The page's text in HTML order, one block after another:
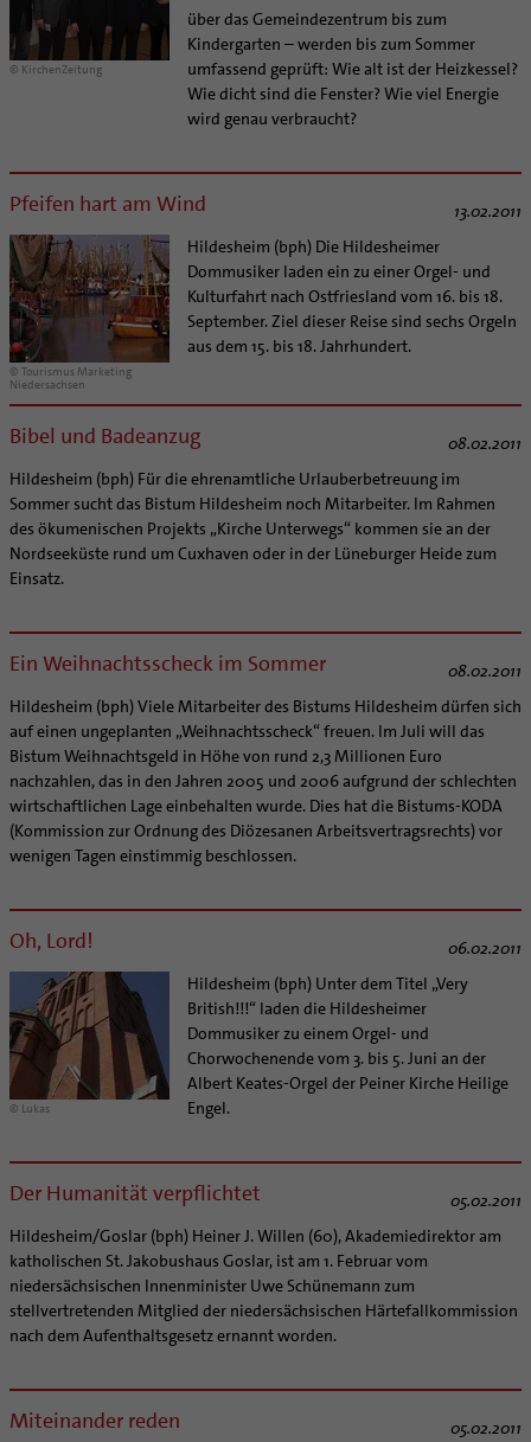
© KirchenZeitung
über das Gemeindezentrum bis zum
Kindergarten – werden bis zum Sommer
umfassend geprüft: Wie alt ist der Heizkessel?
Wie dicht sind die Fenster? Wie viel Energie
wird genau verbraucht?
Pfeifen hart am Wind 13.02.2011
© Tourismus Marketing
Niedersachsen
Hildesheim (bph) Die Hildesheimer
Dommusiker laden ein zu einer Orgel- und
Kulturfahrt nach Ostfriesland vom 16. bis 18.
September. Ziel dieser Reise sind sechs Orgeln
aus dem 15. bis 18. Jahrhundert.
Bibel und Badeanzug
08.02.2011
Hildesheim (bph) Für die ehrenamtliche Urlauberbetreuung im
Sommer sucht das Bistum Hildesheim noch Mitarbeiter. Im Rahmen
des ökumenischen Projekts „Kirche Unterwegs“ kommen sie an der
Nordseeküste rund um Cuxhaven oder in der Lüneburger Heide zum
Einsatz.
Ein Weihnachtsscheck im Sommer
08.02.2011
Hildesheim (bph) Viele Mitarbeiter des Bistums Hildesheim dürfen sich
auf einen ungeplanten „Weihnachtsscheck“ freuen. Im Juli will das
Bistum Weihnachtsgeld in Höhe von rund 2,3 Millionen Euro
nachzahlen, das in den Jahren 2005 und 2006 aufgrund der schlechten
wirtschaftlichen Lage einbehalten wurde. Dies hat die Bistums-KODA
(Kommission zur Ordnung des Diözesanen Arbeitsvertragsrechts) vor
wenigen Tagen einstimmig beschlossen.
Oh, Lord! 06.02.2011
© Lukas
Hildesheim (bph) Unter dem Titel „Very
British!!!“ laden die Hildesheimer
Dommusiker zu einem Orgel- und
Chorwochenende vom 3. bis 5. Juni an der
Albert Keates-Orgel der Peiner Kirche Heilige
Engel.
Der Humanität verpflichtet
05.02.2011
Hildesheim/Goslar (bph) Heiner J. Willen (60), Akademiedirektor am
katholischen St. Jakobushaus Goslar, ist am 1. Februar vom
niedersächsischen Innenminister Uwe Schünemann zum
stellvertretenden Mitglied der niedersächsischen Härtefallkommission
nach dem Aufenthaltsgesetz ernannt worden.
Miteinander reden 05.02.2011